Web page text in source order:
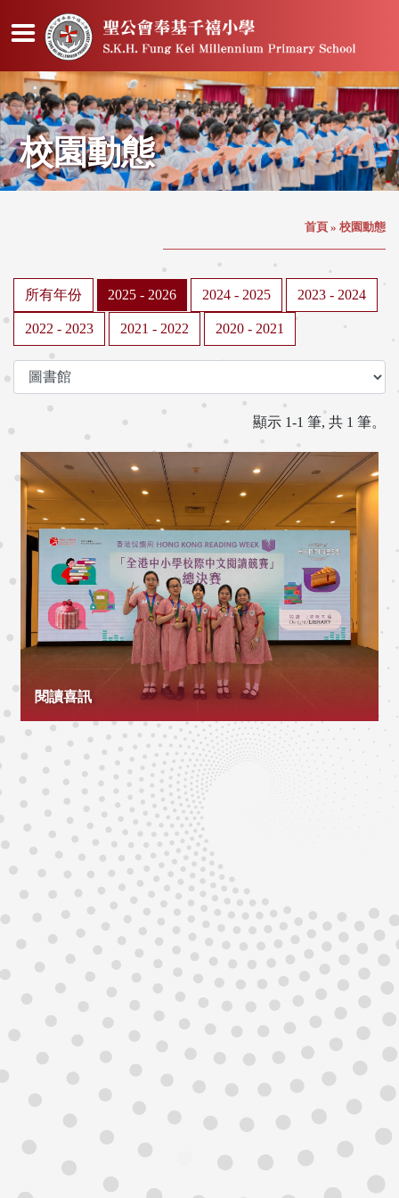
校園動態
首頁 » 校園動態
所有年份 2025 - 2026 2024 - 2025 2023 - 2024
2022 - 2023 2021 - 2022 2020 - 2021
顯示 1-1 筆, 共 1 筆。
閱讀喜訊